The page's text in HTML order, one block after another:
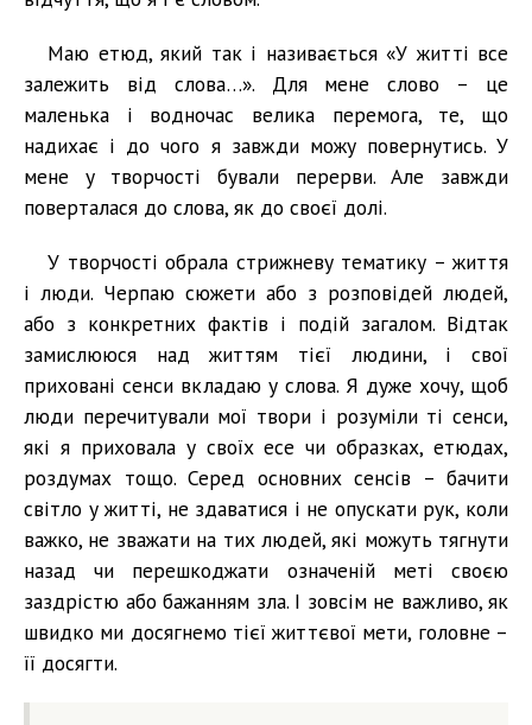
Маю етюд, який так і називається «У житті все
залежить від слова…». Для мене слово – це
маленька і водночас велика перемога, те, що
надихає і до чого я завжди можу повернутись. У
мене у творчості бували перерви. Але завжди
поверталася до слова, як до своєї долі.
У творчості обрала стрижневу тематику – життя
і люди. Черпаю сюжети або з розповідей людей,
або з конкретних фактів і подій загалом. Відтак
замислююся над життям тієї людини, і свої
приховані сенси вкладаю у слова. Я дуже хочу, щоб
люди перечитували мої твори і розуміли ті сенси,
які я приховала у своїх есе чи образках, етюдах,
роздумах тощо. Серед основних сенсів – бачити
світло у житті, не здаватися і не опускати рук, коли
важко, не зважати на тих людей, які можуть тягнути
назад чи перешкоджати означеній меті своєю
заздрістю або бажанням зла. І зовсім не важливо, як
швидко ми досягнемо тієї життєвої мети, головне –
її досягти.